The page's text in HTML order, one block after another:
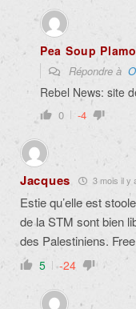
Pea Soup
Répondre à
Rebel News: site
0 -4
Jacques 3 mois il y
Estie qu’elle est
de la STM sont bien
des Palestiniens.
5 -24